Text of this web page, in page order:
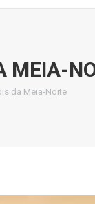
MEIA-
da Meia-Noite